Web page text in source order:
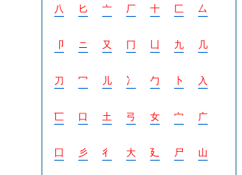
八 匕 亠 厂 十 匚 厶
卩 ニ 又 冂 凵 九 几
刀 冖 儿 冫 勹 卜 入
匸 口 土 弓 女 宀 广
囗 彡 彳 大 廴 尸 山